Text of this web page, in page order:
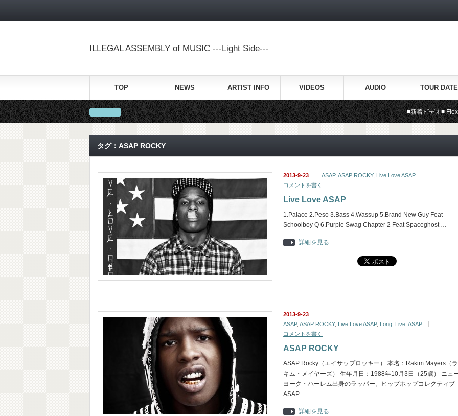
ILLEGAL ASSEMBLY of MUSIC ---Light Side---
TOP NEWS ARTIST INFO VIDEOS AUDIO TOUR DATE
■新着ビデオ■ Flex (Ooh, Ooh,
タグ：ASAP ROCKY
2013-9-23 ASAP, ASAP ROCKY, Live Love ASAP
コメントを書く
Live Love ASAP
1.Palace 2.Peso 3.Bass 4.Wassup 5.Brand New Guy Feat
Schoolboy Q 6.Purple Swag Chapter 2 Feat Spaceghost …
詳細を見る
2013-9-23
ASAP, ASAP ROCKY, Live Love ASAP, Long. Live. ASAP
コメントを書く
ASAP ROCKY
ASAP Rocky（エイサップロッキー） 本名：Rakim Mayers（ラ
キム・メイヤーズ） 生年月日：1988年10月3日（25歳） ニュ
ヨーク・ハーレム出身のラッパー。ヒップホップコレクティブ
ASAP…
詳細を見る